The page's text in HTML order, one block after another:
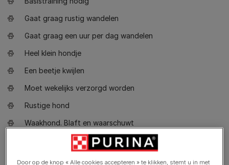
Gaat graag rustig wandelen
Gaat graag een uur per dag wandelen
Heel klein hondje
Een beetje kwijlen
Moet wekelijks verzorgd worden
Rustige hond
Waakhond. Blaft en waarschuwt
Gaat goed samen met andere huisdieren
Door op de knop « Alle cookies accepteren » te klikken, stemt u in met